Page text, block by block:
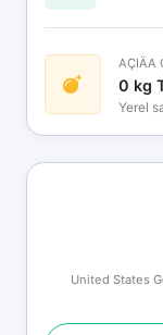
AÇIÄA
0 kg
Yerel
United States